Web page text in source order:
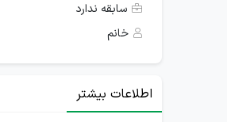
سابقه ندارد
خانم
اطلاعات بیشتر